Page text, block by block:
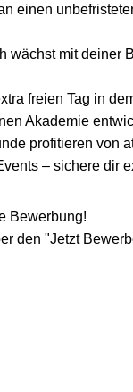
einen
wächst mit deiner
freien Tag in
Akademie
profitieren von
– sichere dir
Bewerbung!
den "Jetzt